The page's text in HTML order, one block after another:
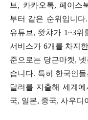
브, 카카오톡, 페이스
부터 같은 순위입니
유튜브, 왓챠가 1~3
서비스가 6개를 차지
준으로는 당근마켓,
습니다. 특히 한국인
달러를 지출해 세계에
국, 일본, 중국, 사우디